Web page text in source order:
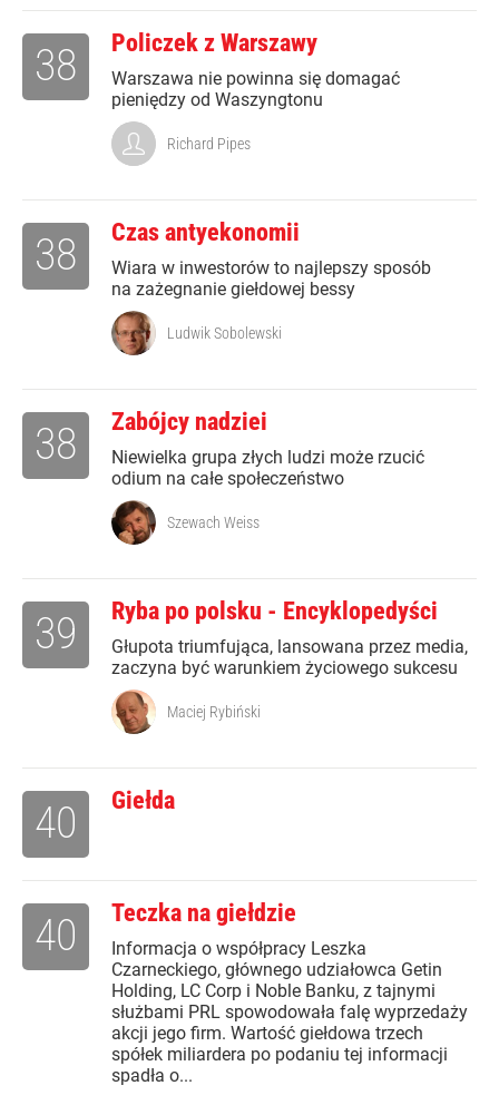
Policzek z Warszawy
Warszawa nie powinna się domagać
pieniędzy od Waszyngtonu
38
Richard Pipes
Czas antyekonomii
Wiara w inwestorów to najlepszy sposób
na zażegnanie giełdowej bessy
38
Ludwik Sobolewski
Zabójcy nadziei
Niewielka grupa złych ludzi może rzucić
odium na całe społeczeństwo
38
Szewach Weiss
Ryba po polsku - Encyklopedyści
Głupota triumfująca, lansowana przez media,
zaczyna być warunkiem życiowego sukcesu
39
Maciej Rybiński
Giełda
40
Teczka na giełdzie
Informacja o współpracy Leszka
Czarneckiego, głównego udziałowca Getin
Holding, LC Corp i Noble Banku, z tajnymi
służbami PRL spowodowała falę wyprzedaży
akcji jego firm. Wartość giełdowa trzech
spółek miliardera po podaniu tej informacji
spadła o...
40